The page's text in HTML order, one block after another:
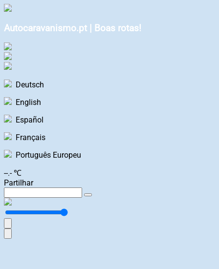
Autocaravanismo.pt | Boas rotas!
Deutsch
English
Español
Français
Português Europeu
--.- ℃
Partilhar